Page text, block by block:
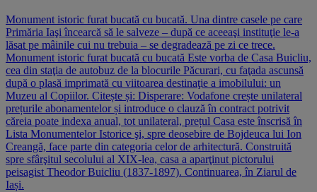
Monument istoric furat bucată cu bucată. Una dintre casele pe care
Primăria Iaşi încearcă să le salveze – după ce aceeaşi instituţie le-a
lăsat pe mâinile cui nu trebuia – se degradează pe zi ce trece.
Monument istoric furat bucată cu bucată Este vorba de Casa Buicliu,
cea din staţia de autobuz de la blocurile Păcurari, cu faţada ascunsă
după o plasă imprimată cu viitoarea destinaţie a imobilului: un
Muzeu al Copiilor. Citește și: Disperare: Vodafone crește unilateral
prețurile abonamentelor și introduce o clauză în contract potrivit
căreia poate indexa anual, tot unilateral, prețul Casa este înscrisă în
Lista Monumentelor Istorice şi, spre deosebire de Bojdeuca lui Ion
Creangă, face parte din categoria celor de arhitectură. Construită
spre sfârşitul secolului al XIX-lea, casa a aparţinut pictorului
peisagist Theodor Buicliu (1837-1897). Continuarea, în Ziarul de
Iași.